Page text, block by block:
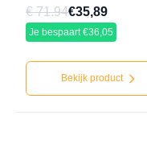
€ 71.94€35,89
Je bespaart €36,05
Bekijk product